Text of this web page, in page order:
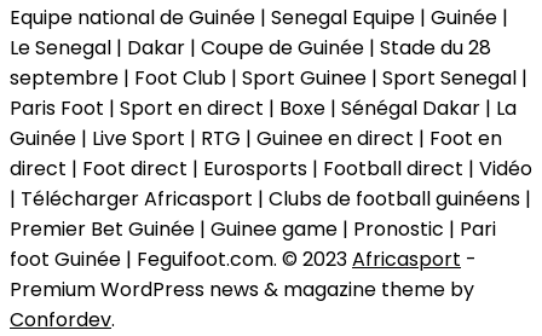
Equipe national de Guinée | Senegal Equipe | Guinée |
Le Senegal | Dakar | Coupe de Guinée | Stade du 28
septembre | Foot Club | Sport Guinee | Sport Senegal |
Paris Foot | Sport en direct | Boxe | Sénégal Dakar | La
Guinée | Live Sport | RTG | Guinee en direct | Foot en
direct | Foot direct | Eurosports | Football direct | Vidéo
| Télécharger Africasport | Clubs de football guinéens |
Premier Bet Guinée | Guinee game | Pronostic | Pari
foot Guinée | Feguifoot.com. © 2023Africasport -
Premium WordPress news & magazine theme by
Confordev.